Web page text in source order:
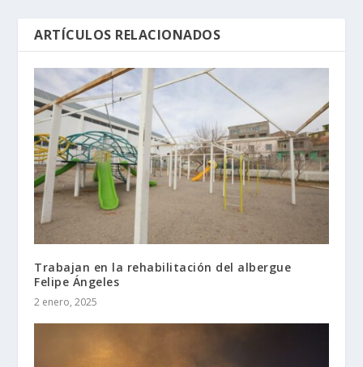
ARTÍCULOS RELACIONADOS
Trabajan en la rehabilitación del albergue
Felipe Ángeles
2 enero, 2025